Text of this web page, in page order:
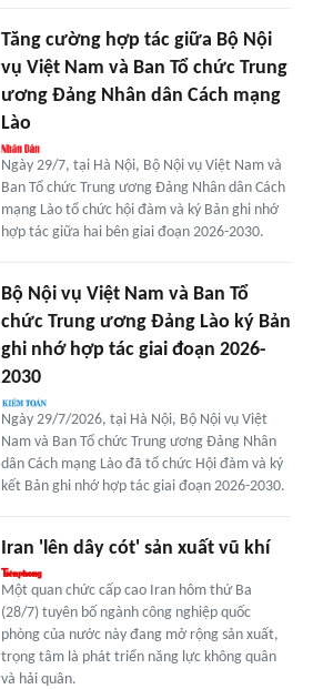
Tăng cường hợp tác giữa Bộ Nội
vụ Việt Nam và Ban Tổ chức Trung
ương Đảng Nhân dân Cách mạng
Lào
Ngày 29/7, tại Hà Nội, Bộ Nội vụ Việt Nam và
Ban Tổ chức Trung ương Đảng Nhân dân Cách
mạng Lào tổ chức hội đàm và ký Bản ghi nhớ
hợp tác giữa hai bên giai đoạn 2026-2030.
Bộ Nội vụ Việt Nam và Ban Tổ
chức Trung ương Đảng Lào ký Bản
ghi nhớ hợp tác giai đoạn 2026-
2030
Ngày 29/7/2026, tại Hà Nội, Bộ Nội vụ Việt
Nam và Ban Tổ chức Trung ương Đảng Nhân
dân Cách mạng Lào đã tổ chức Hội đàm và ký
kết Bản ghi nhớ hợp tác giai đoạn 2026-2030.
Iran 'lên dây cót' sản xuất vũ khí
Một quan chức cấp cao Iran hôm thứ Ba
(28/7) tuyên bố ngành công nghiệp quốc
phòng của nước này đang mở rộng sản xuất,
trọng tâm là phát triển năng lực không quân
và hải quân.